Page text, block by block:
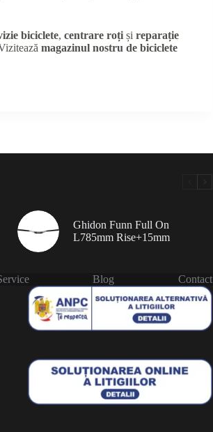
biciclete, centrare roți și reparație
magazinul nostru de biciclete
Ghidon Funn Full On
L785mm Rise+15mm
Blog
Contact